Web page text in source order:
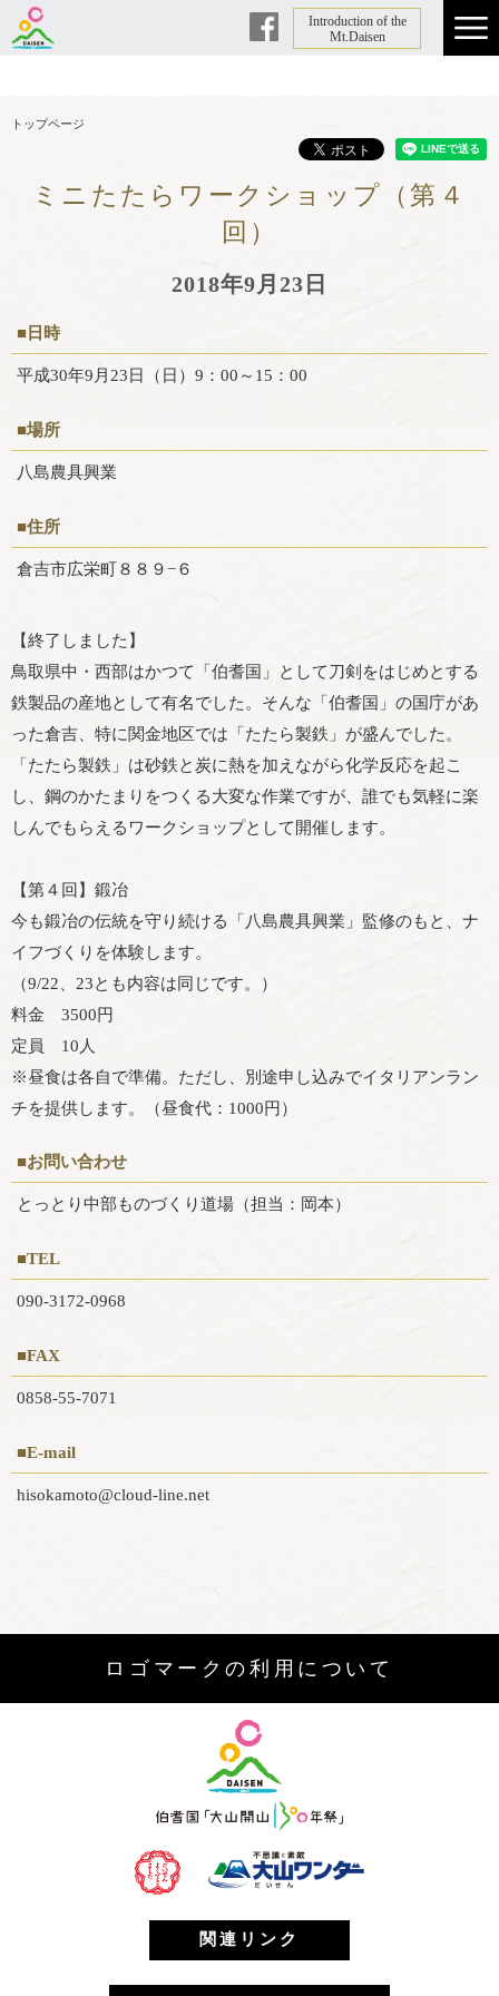
Facebook
Introduction of the
Mt.Daisen
トップページ
ミニたたらワークショップ（第４
回）
2018年9月23日
■日時
平成30年9月23日（日）9：00～15：00
■場所
八島農具興業
■住所
倉吉市広栄町８８９−６
【終了しました】
鳥取県中・西部はかつて「伯耆国」として刀剣をはじめとする
鉄製品の産地として有名でした。そんな「伯耆国」の国庁があ
った倉吉、特に関金地区では「たたら製鉄」が盛んでした。
「たたら製鉄」は砂鉄と炭に熱を加えながら化学反応を起こ
し、鋼のかたまりをつくる大変な作業ですが、誰でも気軽に楽
しんでもらえるワークショップとして開催します。
【第４回】鍛冶
今も鍛冶の伝統を守り続ける「八島農具興業」監修のもと、ナ
イフづくりを体験します。
（9/22、23とも内容は同じです。）
料金 3500円
定員 10人
※昼食は各自で準備。ただし、別途申し込みでイタリアンラン
チを提供します。（昼食代：1000円）
■お問い合わせ
とっとり中部ものづくり道場（担当：岡本）
■TEL
090-3172-0968
■FAX
0858-55-7071
■E-mail
hisokamoto@cloud-line.net
ロゴマークの利用について
関連リンク